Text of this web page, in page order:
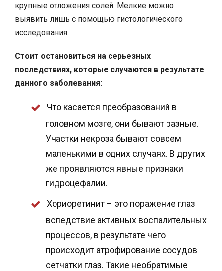
крупные отложения солей. Мелкие можно
выявить лишь с помощью гистологического
исследования.
Стоит остановиться на серьезных
последствиях, которые случаются в результате
данного заболевания:
Что касается преобразований в
головном мозге, они бывают разные.
Участки некроза бывают совсем
маленькими в одних случаях. В других
же проявляются явные признаки
гидроцефалии.
Хориоретинит – это поражение глаз
вследствие активных воспалительных
процессов, в результате чего
происходит атрофирование сосудов
сетчатки глаз. Такие необратимые